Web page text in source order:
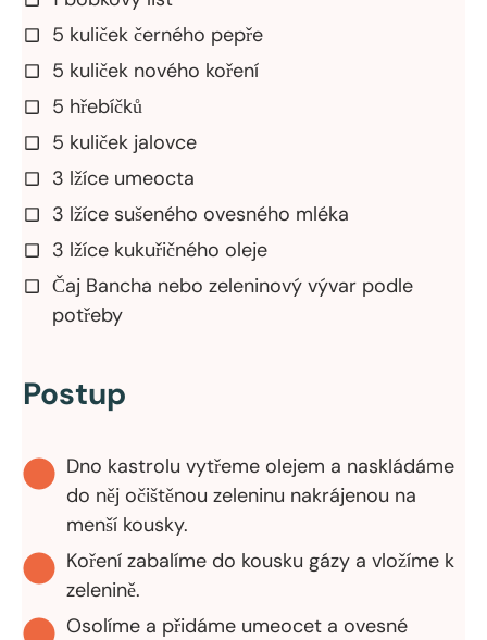
5 kuliček černého pepře
5 kuliček nového koření
5 hřebíčků
5 kuliček jalovce
3 lžíce umeocta
3 lžíce sušeného ovesného mléka
3 lžíce kukuřičného oleje
Čaj Bancha nebo zeleninový vývar podle
potřeby
Postup
Dno kastrolu vytřeme olejem a naskládáme
do něj očištěnou zeleninu nakrájenou na
menší kousky.
Koření zabalíme do kousku gázy a vložíme k
zelenině.
Osolíme a přidáme umeocet a ovesné